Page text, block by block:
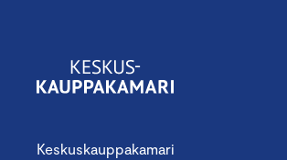
Keskuskauppakamari